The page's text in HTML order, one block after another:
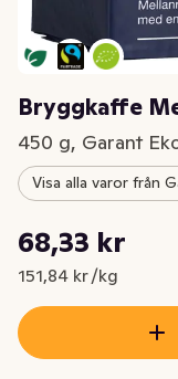
Bryggkaffe
450 g, Garant
Visa alla varor från
Nuvarande pris är:
68,33 kr
151,84 kr /kg
Styckpris: 151,84 kr /